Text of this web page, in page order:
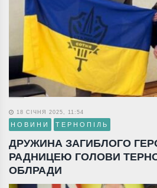
18 СІЧНЯ 2025, 11:54
НОВИНИ ТЕРНОПІЛЬ
ДРУЖИНА ЗАГИБЛОГО
РАДНИЦЕЮ ГОЛОВИ
ОБЛРАДИ